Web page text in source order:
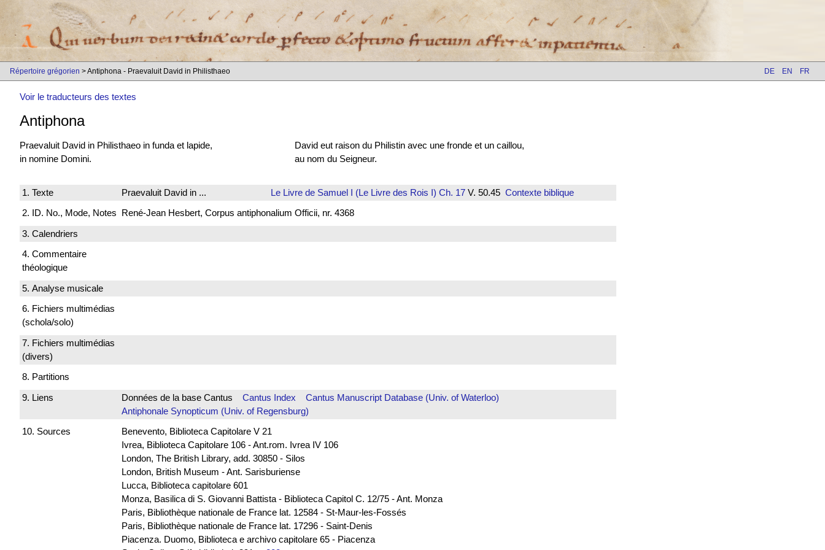
Répertoire grégorien > Antiphona - Praevaluit David in Philisthaeo DE EN FR
Voir le traducteurs des textes
Antiphona
Praevaluit David in Philisthaeo in funda et lapide,
in nomine Domini.
David eut raison du Philistin avec une fronde et un caillou,
au nom du Seigneur.
1. Texte Praevaluit David in ... Le Livre de Samuel I (Le Livre des Rois I) Ch. 17V. 50.45 Contexte biblique
2. ID. No., Mode, Notes
René-Jean Hesbert, Corpus antiphonalium Officii, nr. 4368
3. Calendriers
4. Commentaire
théologique
5. Analyse musicale
6. Fichiers multimédias
(schola/solo)
7. Fichiers multimédias
(divers)
8. Partitions
9. Liens
Données de la base Cantus Cantus Index
Cantus Manuscript Database (Univ. of Waterloo)
Antiphonale Synopticum (Univ. of Regensburg)
10. Sources
Benevento, Biblioteca Capitolare V 21
Ivrea, Biblioteca Capitolare 106 - Ant.rom. Ivrea IV 106
London, The British Library, add. 30850 - Silos
London, British Museum - Ant. Sarisburiense
Lucca, Biblioteca capitolare 601
Monza, Basilica di S. Giovanni Battista - Biblioteca Capitol C. 12/75 - Ant. Monza
Paris, Bibliothèque nationale de France lat. 12584 - St-Maur-les-Fossés
Paris, Bibliothèque nationale de France lat. 17296 - Saint-Denis
Piacenza. Duomo, Biblioteca e archivo capitolare 65 - Piacenza